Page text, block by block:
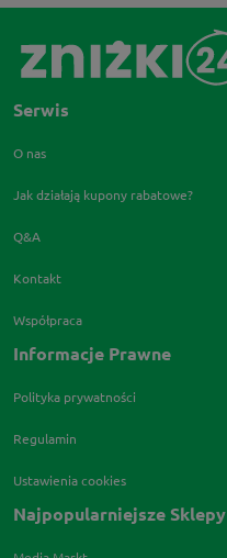
Serwis
O nas
Jak działają kupony rabatowe?
Q&A
Kontakt
Współpraca
Informacje Prawne
Polityka prywatności
Regulamin
Ustawienia cookies
Najpopularniejsze Sklepy